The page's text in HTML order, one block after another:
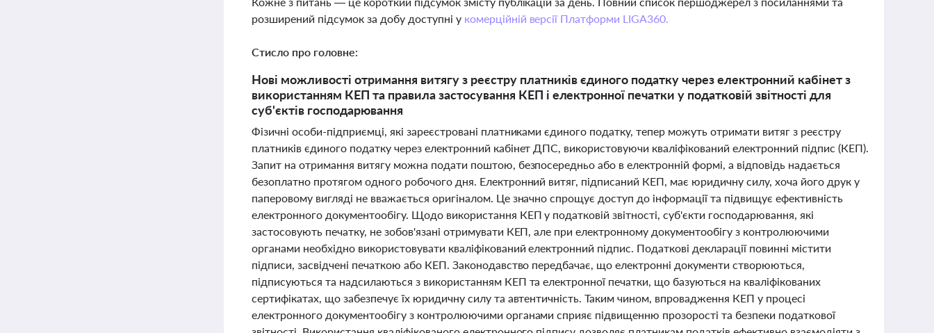
розширений підсумок за добу доступні у комерційній версії Платформи LIGA360.
Стисло про головне:
Нові можливості отримання витягу з реєстру платників єдиного податку через електронний кабінет з
використанням КЕП та правила застосування КЕП і електронної печатки у податковій звітності для
суб'єктів господарювання
Фізичні особи-підприємці, які зареєстровані платниками єдиного податку, тепер можуть отримати витяг з реєстру
платників єдиного податку через електронний кабінет ДПС, використовуючи кваліфікований електронний підпис (КЕП).
Запит на отримання витягу можна подати поштою, безпосередньо або в електронній формі, а відповідь надається
безоплатно протягом одного робочого дня. Електронний витяг, підписаний КЕП, має юридичну силу, хоча його друк у
паперовому вигляді не вважається оригіналом. Це значно спрощує доступ до інформації та підвищує ефективність
електронного документообігу. Щодо використання КЕП у податковій звітності, суб'єкти господарювання, які
застосовують печатку, не зобов'язані отримувати КЕП, але при електронному документообігу з контролюючими
органами необхідно використовувати кваліфікований електронний підпис. Податкові декларації повинні містити
підписи, засвідчені печаткою або КЕП. Законодавство передбачає, що електронні документи створюються,
підписуються та надсилаються з використанням КЕП та електронної печатки, що базуються на кваліфікованих
сертифікатах, що забезпечує їх юридичну силу та автентичність. Таким чином, впровадження КЕП у процесі
електронного документообігу з контролюючими органами сприяє підвищенню прозорості та безпеки податкової